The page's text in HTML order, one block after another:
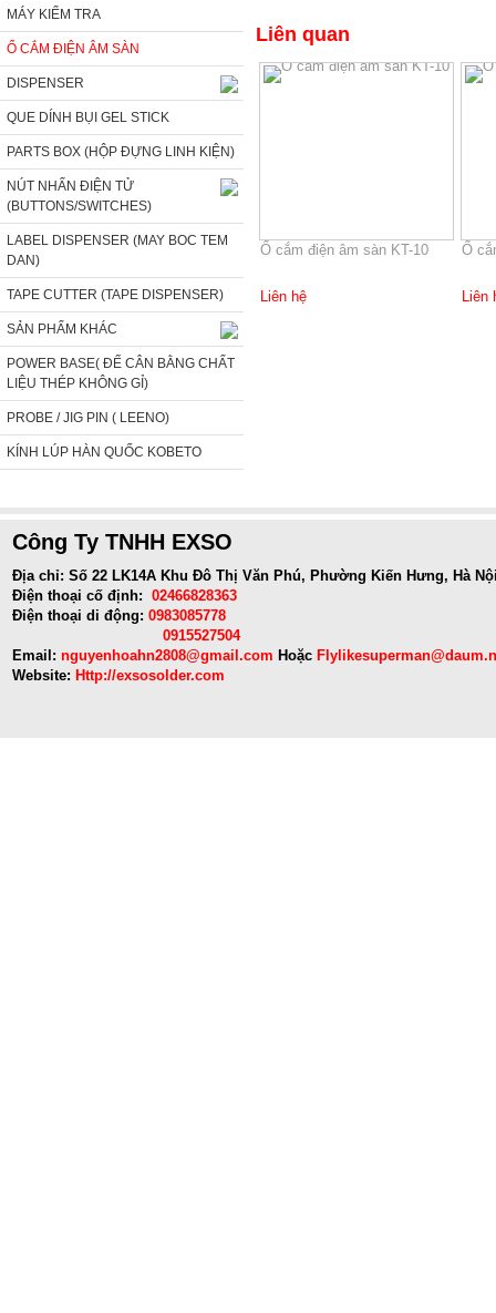
MÁY KIỂM TRA
Ổ CẮM ĐIỆN ÂM SÀN
DISPENSER
QUE DÍNH BỤI GEL STICK
PARTS BOX (HỘP ĐỰNG LINH KIỆN)
NÚT NHẤN ĐIỆN TỬ
(BUTTONS/SWITCHES)
LABEL DISPENSER (MAY BOC TEM
DAN)
TAPE CUTTER (TAPE DISPENSER)
SẢN PHẨM KHÁC
POWER BASE( ĐẾ CÂN BẰNG CHẤT
LIỆU THÉP KHÔNG GỈ)
PROBE / JIG PIN ( LEENO)
KÍNH LÚP HÀN QUỐC KOBETO
Liên quan
Ổ cắm điện âm sàn KT-10
Liên hệ
Ổ
Liên
Công Ty TNHH EXSO
Địa chỉ: Số 22 LK14A Khu Đô Thị Văn Phú, Phường Kiến Hưng, Hà
Điện thoại cố định: 02466828363
Điện thoại di động: 0983085778
0915527504
Email: nguyenhoahn2808@gmail.com Hoặc
Website: Http://exsosolder.com